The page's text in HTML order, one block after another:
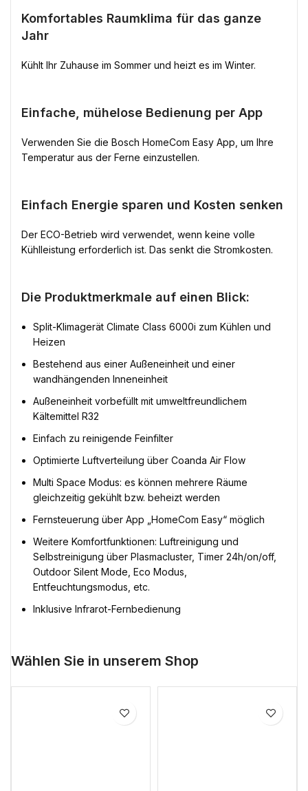
Komfortables Raumklima für das ganze
Jahr
Kühlt Ihr Zuhause im Sommer und heizt es im Winter.
Einfache, mühelose Bedienung per App
Verwenden Sie die Bosch HomeCom Easy App, um Ihre
Temperatur aus der Ferne einzustellen.
Einfach Energie sparen und Kosten senken
Der ECO-Betrieb wird verwendet, wenn keine volle
Kühlleistung erforderlich ist. Das senkt die Stromkosten.
Die Produktmerkmale auf einen Blick:
Split-Klimagerät Climate Class 6000i zum Kühlen und
Heizen
Bestehend aus einer Außeneinheit und einer
wandhängenden Inneneinheit
Außeneinheit vorbefüllt mit umweltfreundlichem
Kältemittel R32
Einfach zu reinigende Feinfilter
Optimierte Luftverteilung über Coanda Air Flow
Multi Space Modus: es können mehrere Räume
gleichzeitig gekühlt bzw. beheizt werden
Fernsteuerung über App „HomeCom Easy“ möglich
Weitere Komfortfunktionen: Luftreinigung und
Selbstreinigung über Plasmacluster, Timer 24h/on/off,
Outdoor Silent Mode, Eco Modus,
Entfeuchtungsmodus, etc.
Inklusive Infrarot-Fernbedienung
Wählen Sie in unserem Shop